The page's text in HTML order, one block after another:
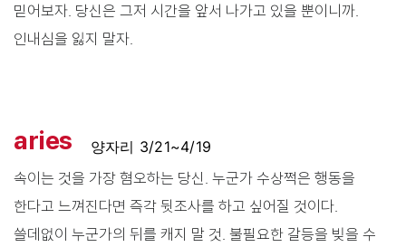
믿어보자. 당신은 그저 시간을 앞서 나가고 있을 뿐이니까.
인내심을 잃지 말자.
aries
양자리 3/21~4/19
속이는 것을 가장 혐오하는 당신. 누군가 수상쩍은 행동을
한다고 느껴진다면 즉각 뒷조사를 하고 싶어질 것이다.
쓸데없이 누군가의 뒤를 캐지 말 것. 불필요한 갈등을 빚을 수